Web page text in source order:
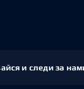
и следи за